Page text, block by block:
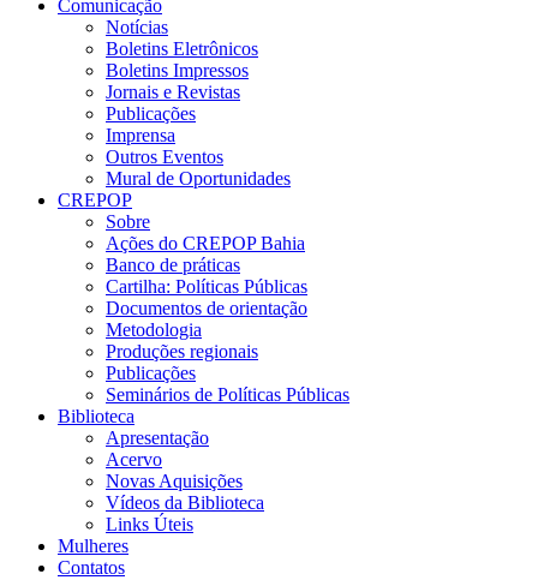
Comunicação
Notícias
Boletins Eletrônicos
Boletins Impressos
Jornais e Revistas
Publicações
Imprensa
Outros Eventos
Mural de Oportunidades
CREPOP
Sobre
Ações do CREPOP Bahia
Banco de práticas
Cartilha: Políticas Públicas
Documentos de orientação
Metodologia
Produções regionais
Publicações
Seminários de Políticas Públicas
Biblioteca
Apresentação
Acervo
Novas Aquisições
Vídeos da Biblioteca
Links Úteis
Mulheres
Contatos